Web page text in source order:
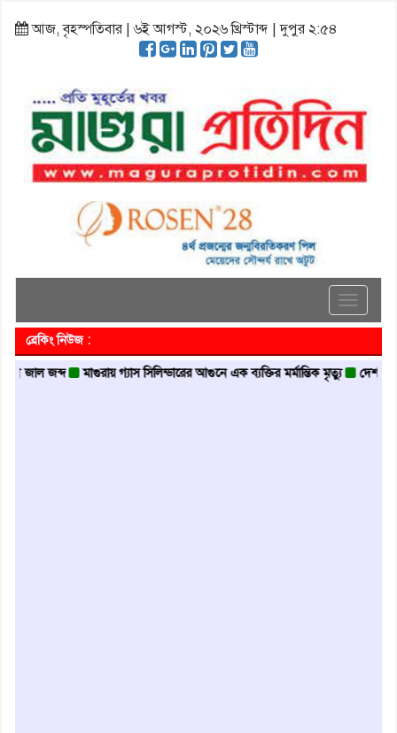
আজ, বৃহস্পতিবার | ৬ই আগস্ট, ২০২৬ খ্রিস্টাব্দ | দুপুর ২:৫৪
Toggle
ব্রেকিং নিউজ :
জব্দ মাগুরায় গ্যাস সিলিন্ডারের আগুনে এক ব্যক্তির মর্মান্তিক মৃত্যু দেশজুড়ে